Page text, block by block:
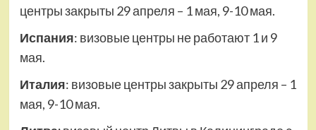
центры закрыты 29 апреля – 1 мая, 9-10 мая.
Испания: визовые центры не работают 1 и 9
мая.
Италия: визовые центры закрыты 29 апреля – 1
мая, 9-10 мая.